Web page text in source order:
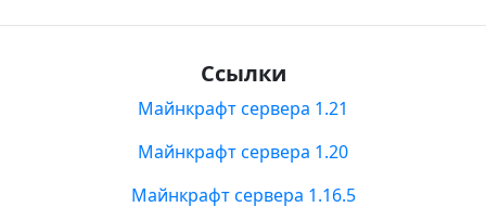
Ссылки
Майнкрафт сервера 1.21
Майнкрафт сервера 1.20
Майнкрафт сервера 1.16.5